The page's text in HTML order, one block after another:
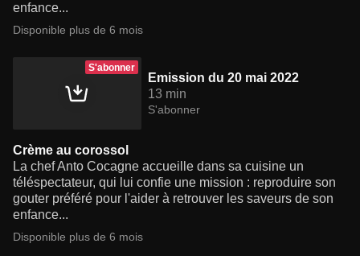
enfance...
Disponible plus de 6 mois
S'abonner
Emission du 20 mai 2022
13 min
S'abonner
Crème au corossol
La chef Anto Cocagne accueille dans sa cuisine un
téléspectateur, qui lui confie une mission : reproduire son
gouter préféré pour l'aider à retrouver les saveurs de son
enfance...
Disponible plus de 6 mois